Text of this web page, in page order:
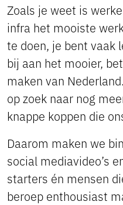
Zoals je weet is
infra het mooiste
te doen, je bent vaak
bij aan het mooier,
maken van
op zoek naar nog
knappe koppen die
Daarom maken we
social mediavideo’s
starters én mensen
beroep enthousiast